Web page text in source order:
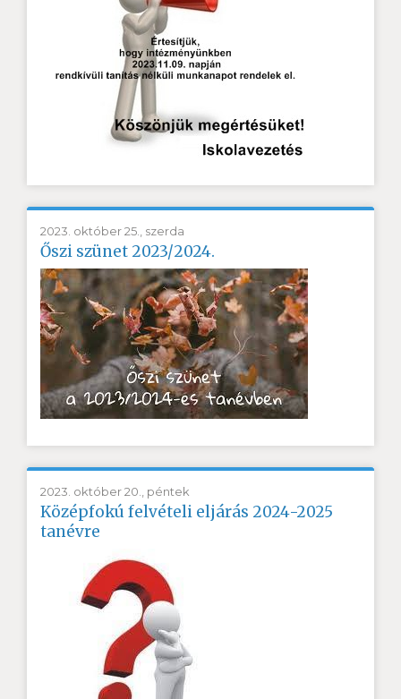
2023. október 25., szerda
Őszi szünet 2023/2024.
2023. október 20., péntek
Középfokú felvételi eljárás 2024-2025
tanévre